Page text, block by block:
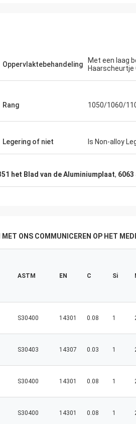
Panie Kate
Metaaltechnologie van
Oppervlaktebehandeling
Met een laag
Rang 1050/1060/
Legering of niet Is Non-alloy
het Blad van de Aluminiumplaat,
ONS COMMUNICEREN OP HET
ASTM EN C Si
S30400 14301 0.08 1
S30403 14307 0.03 1
S30400 14301 0.08 1
S30400 14301 0.08 1